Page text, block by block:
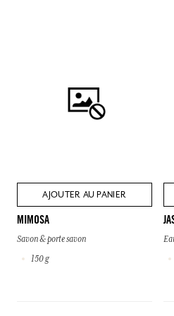
AJOUTER AU PANIER
MIMOSA
Savon & porte savon
150 g